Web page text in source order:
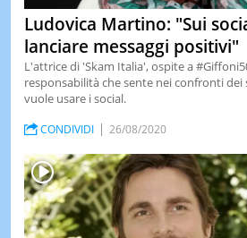
Ludovica Martino: "Sui
lanciare messaggi positivi"
L'attrice di 'Skam Italia', ospite a
responsabilità che sente nei confronti dei
vuole usare i social.
CONDIVIDI 26/08/2020